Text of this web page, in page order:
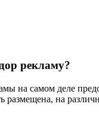
рекламу?
на самом деле
размещена, на